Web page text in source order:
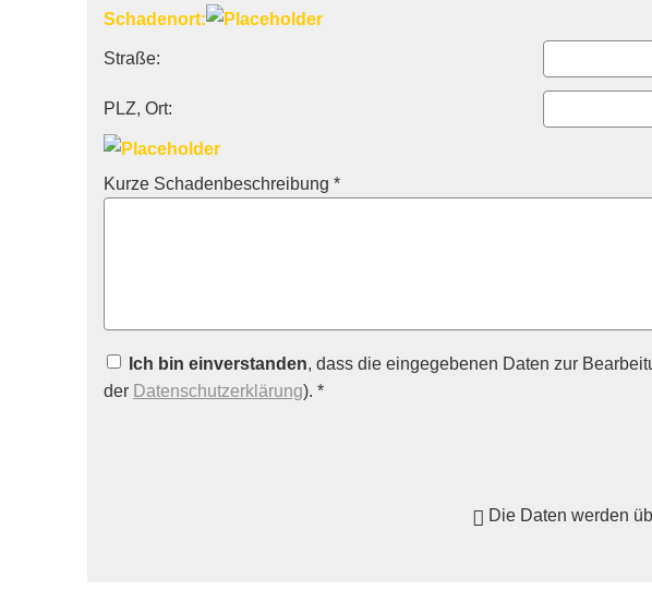
Schadenort:
Straße:
PLZ, Ort:
Kurze Schadenbeschreibung *
Ich bin einverstanden, dass die eingegebenen Daten zur
der Datenschutzerklärung). *
Die Daten werden